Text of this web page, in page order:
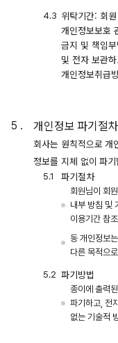
위탁기간: 회
개인정보보호
금지 및 책임
및 전자 보관
개인정보취급
개인정보 파기절
회사는 원칙적으로 개
정보를 지체 없이 파
파기절차
회원님이 회
내부 방침 및
이용기간 참
동 개인정보
다른 목적으
파기방법
종이에 출력
파기하고, 전
없는 기술적